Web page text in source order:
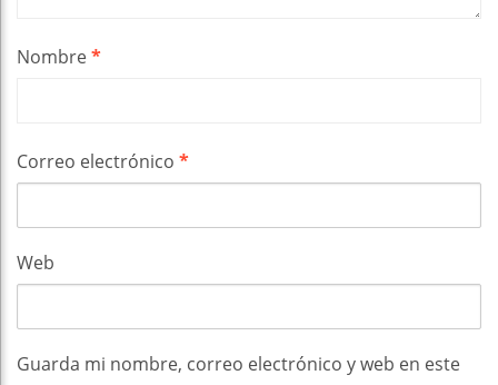
Nombre*
Correo electrónico *
Web
Guarda mi nombre, correo electrónico y web en este